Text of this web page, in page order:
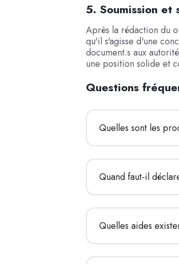
5. Soumission et
Après la rédaction du
qu'il s'agisse d'une
document.s aux
une position solide et
Questions
Quelles sont les
Quand faut-il
Quelles aides